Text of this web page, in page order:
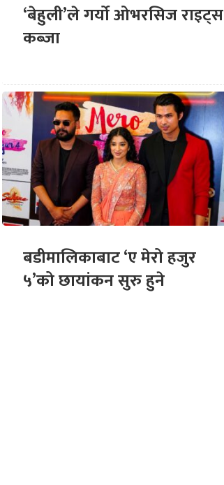
‘बेहुली’ले गर्यो ओभरसिज राइट्स
कब्जा
बडीमालिकाबाट ‘ए मेरो हजुर
५’को छायांकन सुरु हुने